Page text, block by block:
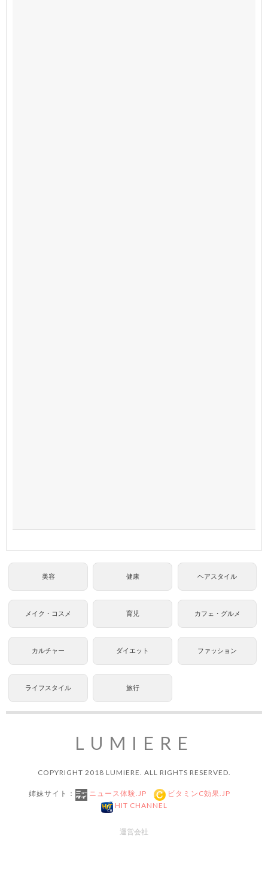
美容 健康 ヘアスタイル
メイク・コスメ 育児 カフェ・グルメ
カルチャー ダイエット ファッション
ライフスタイル 旅行
LUMIERE
COPYRIGHT 2018 LUMIERE. ALL RIGHTS RESERVED.
姉妹サイト： ニュース体験.JP
ビタミンC効果.JP
HIT CHANNEL
運営会社